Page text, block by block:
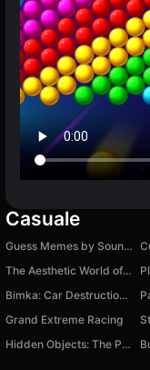
Casuale
Guess Memes by Sound 3D
The Aesthetic World of Obby
Bimka: Car Destruction and Accident Simulator
Grand Extreme Racing
Hidden Objects: The Power of Love